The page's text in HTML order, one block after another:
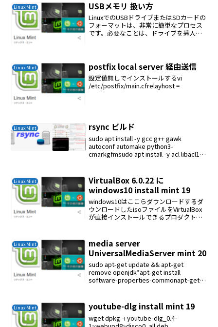
Linux Mint USBメモリ 扱い方
LinuxでのUSBドライブまたはSDカードの
フォーマットは、非常に簡単なプロセス
です。必要なことは、ドライブを挿入
Linux Mint postfix local server 経由送信
設定値無しでインストールするvi
/etc/postfix/main.cfrelayhost =
Linux Mint rsync ビルド
sudo apt install -y gcc g++ gawk
autoconf automake python3-
cmarkgfmsudo apt install -y acl libacl1-
Linux Mint
VirtualBox 6.0.22 に
windows10 install mint 19
windows10はここらダウンロードするダ
ウンロードしたisoファイルをVirtualBox
が直接インストールできるプロダクトキ
るインストールVirtual Boxを...
Linux Mint
media server
UniversalMediaServer mint 20
sudo apt-get update && apt-get
remove openjdk*apt-get install
software-properties-commonapt-get
Linux Mint youtube-dlg install mint 19
wget dpkg -i youtube-dlg_0.4-